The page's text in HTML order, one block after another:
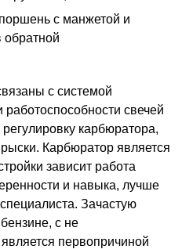
с манжетой и
обратной
с системой
свечей
карбюратора,
Карбюратор является
зависит работа
и навыка, лучше
Зачастую
с не
первопричиной